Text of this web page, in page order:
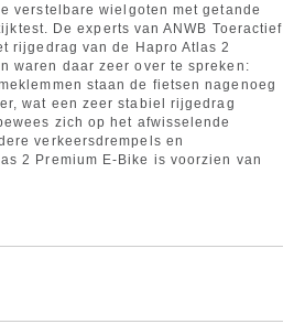
verstelbare wielgoten met getande
De experts van ANWB Toeractief
rijgedrag van de Hapro Atlas 2
waren daar zeer over te spreken:
staan de fietsen nagenoeg
wat een zeer stabiel rijgedrag
zich op het afwisselende
verkeersdrempels en
2 Premium E-Bike is voorzien van